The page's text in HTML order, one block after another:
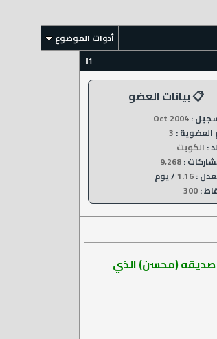
أدوات الموضوع
1
📋 بيانات العضو
:
Oct 2004
العضوية : 3
: الكويت
:
9,268
:
1.16 / يوم
:
300
صديقه (محسن) الذي